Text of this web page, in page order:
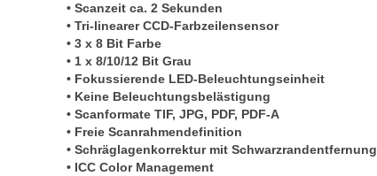
• Scanzeit ca. 2 Sekunden
• Tri-linearer CCD-Farbzeilensensor
• 3 x 8 Bit Farbe
• 1 x 8/10/12 Bit Grau
• Fokussierende LED-Beleuchtungseinheit
• Keine Beleuchtungsbelästigung
• Scanformate TIF, JPG, PDF, PDF-A
• Freie Scanrahmendefinition
• Schräglagenkorrektur mit Schwarzrandentfernung
• ICC Color Management